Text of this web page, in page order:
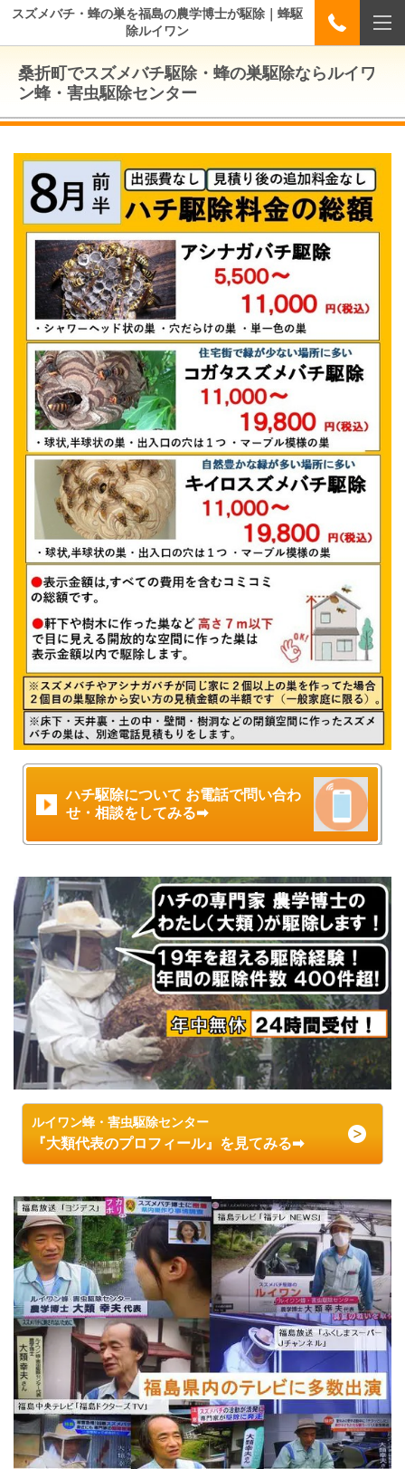
スズメバチ・蜂の巣を福島の農学博士が駆除｜蜂駆
除ルイワン
桑折町でスズメバチ駆除・蜂の巣駆除ならルイワ
ン蜂・害虫駆除センター
ハチ駆除について お電話で問い合わ
せ・相談をしてみる➡
ルイワン蜂・害虫駆除センター
『大類代表のプロフィール』を見てみる➡